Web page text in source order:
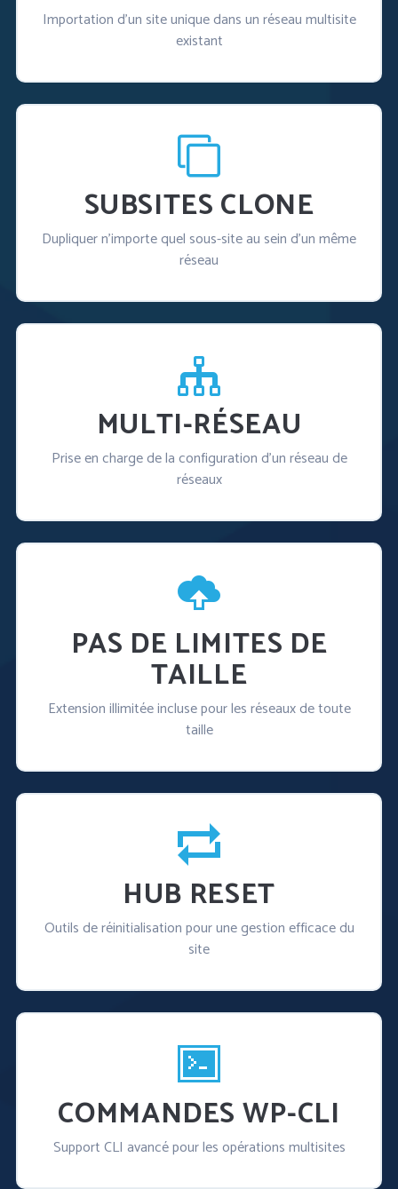
Importation d'un site unique dans un réseau multisite
existant
SUBSITES CLONE
Dupliquer n'importe quel sous-site au sein d'un même
réseau
MULTI-RÉSEAU
Prise en charge de la configuration d'un réseau de
réseaux
PAS DE LIMITES DE
TAILLE
Extension illimitée incluse pour les réseaux de toute
taille
HUB RESET
Outils de réinitialisation pour une gestion efficace du
site
COMMANDES WP-CLI
Support CLI avancé pour les opérations multisites